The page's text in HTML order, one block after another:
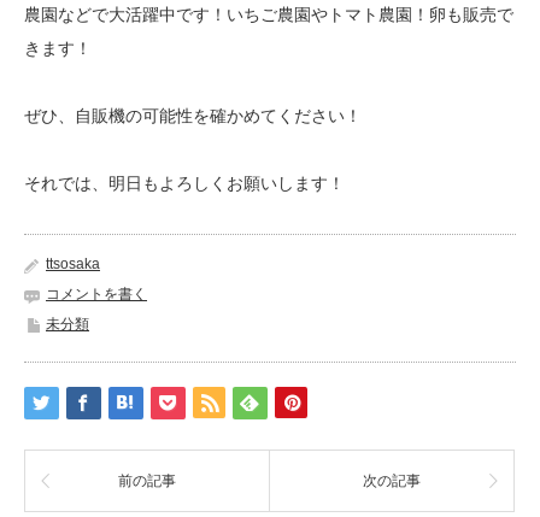
農園などで大活躍中です！いちご農園やトマト農園！卵も販売で
きます！
ぜひ、自販機の可能性を確かめてください！
それでは、明日もよろしくお願いします！
ttsosaka
コメントを書く
未分類
前の記事 次の記事